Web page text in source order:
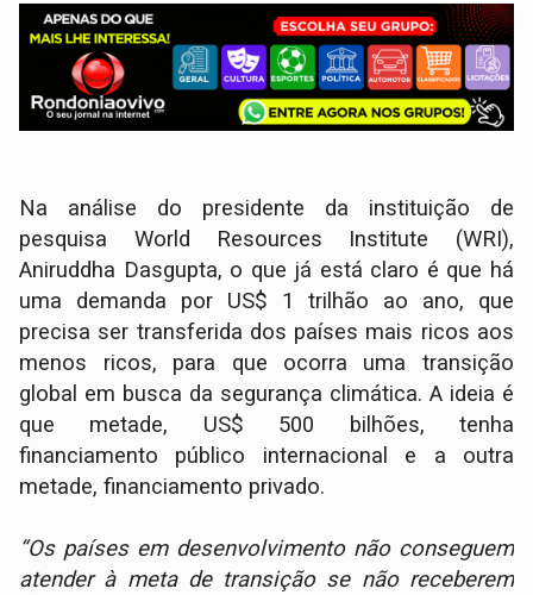
Na análise do presidente da instituição de
pesquisa World Resources Institute (WRI),
Aniruddha Dasgupta, o que já está claro é que há
uma demanda por US$ 1 trilhão ao ano, que
precisa ser transferida dos países mais ricos aos
menos ricos, para que ocorra uma transição
global em busca da segurança climática. A ideia é
que metade, US$ 500 bilhões, tenha
financiamento público internacional e a outra
metade, financiamento privado.
“Os países em desenvolvimento não conseguem
atender à meta de transição se não receberem